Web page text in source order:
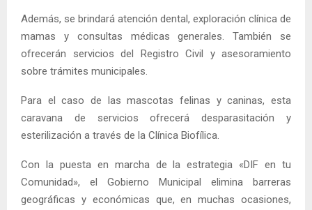
Además, se brindará atención dental, exploración clínica de
mamas y consultas médicas generales. También se
ofrecerán servicios del Registro Civil y asesoramiento
sobre trámites municipales.
Para el caso de las mascotas felinas y caninas, esta
caravana de servicios ofrecerá desparasitación y
esterilización a través de la Clínica Biofílica.
Con la puesta en marcha de la estrategia «DIF en tu
Comunidad», el Gobierno Municipal elimina barreras
geográficas y económicas que, en muchas ocasiones,